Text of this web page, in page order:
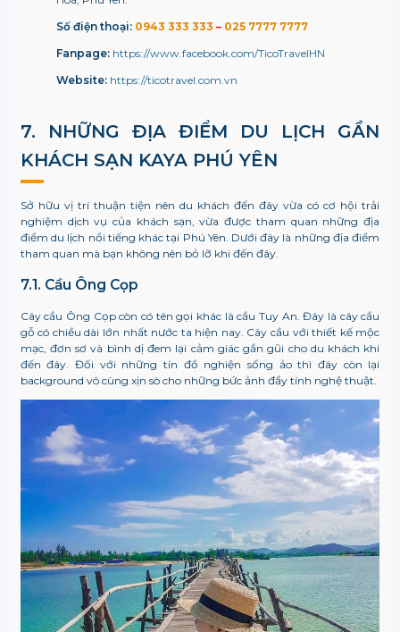
Số điện thoại: 0943 333 333 – 025 7777 7777
Fanpage: https://www.facebook.com/TicoTravelHN
Website: https://ticotravel.com.vn
7. NHỮNG ĐỊA ĐIỂM DU LỊCH GẦN
KHÁCH SẠN KAYA PHÚ YÊN
Sở hữu vị trí thuận tiện nên du khách đến đây vừa có cơ hội trải
nghiệm dịch vụ của khách sạn, vừa được tham quan những địa
điểm du lịch nổi tiếng khác tại Phú Yên. Dưới đây là những địa điểm
tham quan mà bạn không nên bỏ lỡ khi đến đây.
7.1. Cầu Ông Cọp
Cây cầu Ông Cọp còn có tên gọi khác là cầu Tuy An. Đây là cây cầu
gỗ có chiều dài lớn nhất nước ta hiện nay. Cây cầu với thiết kế mộc
mạc, đơn sơ và bình dị đem lại cảm giác gần gũi cho du khách khi
đến đây. Đối với những tín đồ nghiện sống ảo thì đây còn lại
background vô cùng xịn sò cho những bức ảnh đầy tính nghệ thuật.